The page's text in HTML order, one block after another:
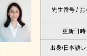
先生番号 / お
更新日時
出身/日本語